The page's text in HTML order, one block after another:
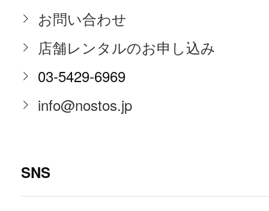
お問い合わせ
店舗レンタルのお申し込み
03-5429-6969
info@nostos.jp
SNS